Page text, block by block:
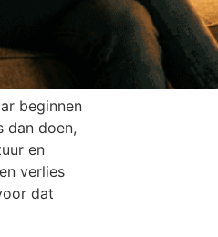
beginnen
dan doen,
en
verlies
dat